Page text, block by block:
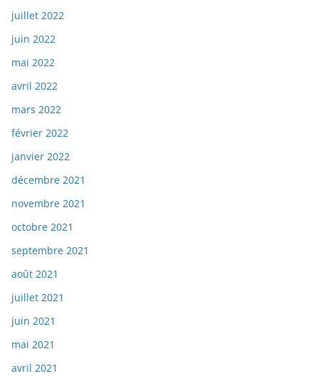
juillet 2022
juin 2022
mai 2022
avril 2022
mars 2022
février 2022
janvier 2022
décembre 2021
novembre 2021
octobre 2021
septembre 2021
août 2021
juillet 2021
juin 2021
mai 2021
avril 2021